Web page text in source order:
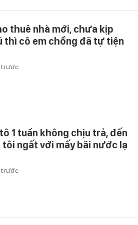
thuê nhà mới, chưa kịp
thì cô em chồng đã tự tiện
trước
1 tuần không chịu trả, đến
ngất với mấy bãi nước lạ
trước